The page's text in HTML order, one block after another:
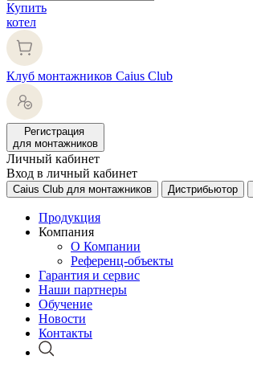
Купить
котел
Клуб монтажников Caius Club
Регистрация
для монтажников
Личный кабинет
Вход в личный кабинет
Caius Club для монтажников Дистрибьютор
Продукция
Компания
О Компании
Референц-объекты
Гарантия и сервис
Наши партнеры
Обучение
Новости
Контакты